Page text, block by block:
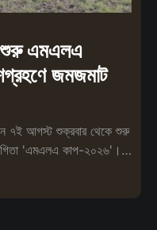
শুরু এমএলএ
জমজমাট
৭ই আগস্ট শুক্রবার থেকে শুরু
'এমএলএ কাপ-২০২৬'।